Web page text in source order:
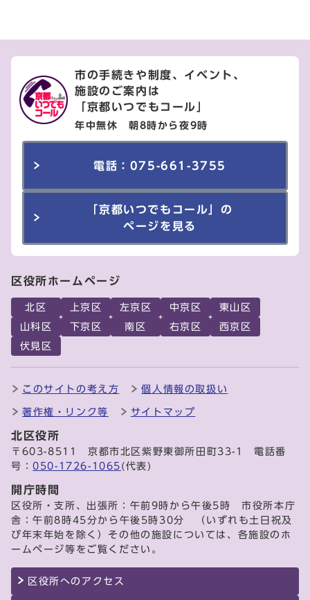
市の手続きや制度、イベント、
施設のご案内は
「京都いつでもコール」
年中無休 朝8時から夜9時
電話：075-661-3755
「京都いつでもコール」の
ページを見る
区役所ホームページ
北区 上京区 左京区 中京区
東山区
山科区
下京区 南区 右京区
西京区
伏見区
このサイトの考え方 個人情報の取扱い
著作権・リンク等 サイトマップ
北区役所
〒603-8511 京都市北区紫野東御所田町33-1 電話番
号：050-1726-1065 (代表)
開庁時間
区役所・支所、出張所：午前9時から午後5時 市役所本庁
舎：午前8時45分から午後5時30分 （いずれも土日祝及
び年末年始を除く）その他の施設については、各施設のホ
ームページ等をご覧ください。
区役所へのアクセス